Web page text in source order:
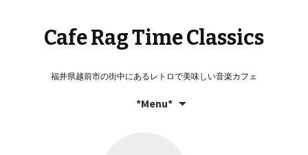
Cafe Rag Time Classics
福井県越前市の街中にあるレトロで美味しい音楽カフェ
*Menu*